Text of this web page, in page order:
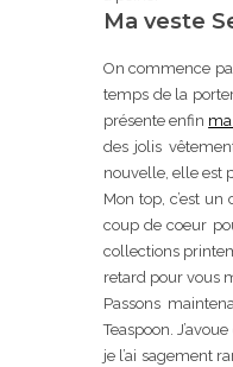
Ma veste
On commence
temps de la
présente enfin
des jolis
nouvelle, elle est
Mon top, c’est
coup de coeur
collections
retard pour vous
Passons
Teaspoon.
je l’ai sagement